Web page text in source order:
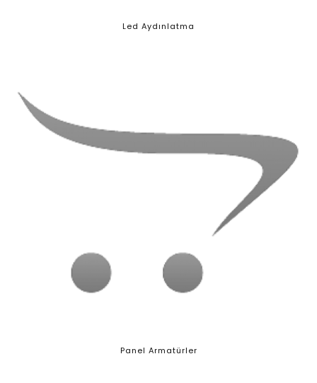
Led Aydınlatma
Panel Armatürler